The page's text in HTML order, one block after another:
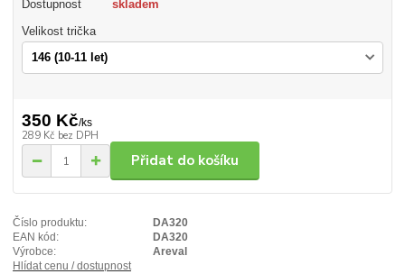
Dostupnost skladem
Velikost trička
350 Kč/ks
289 Kč bez DPH
Přidat do košíku
Číslo produktu:
DA320
EAN kód:
DA320
Výrobce:
Areval
Hlídat cenu / dostupnost